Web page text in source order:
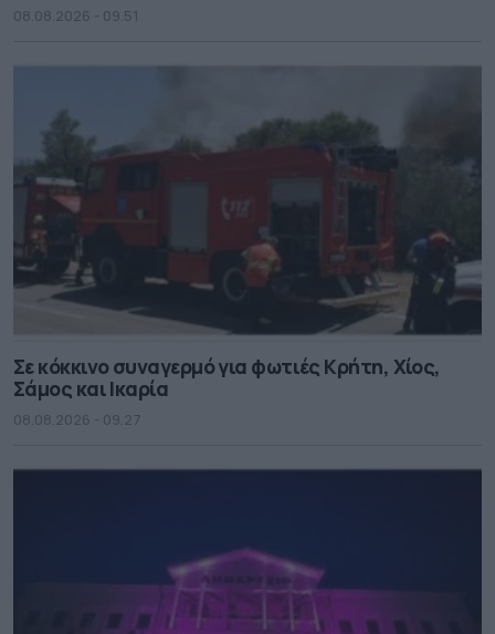
08.08.2026 - 09.51
Σε κόκκινο συναγερμό για φωτιές Κρήτη, Χίος,
Σάμος και Ικαρία
08.08.2026 - 09.27